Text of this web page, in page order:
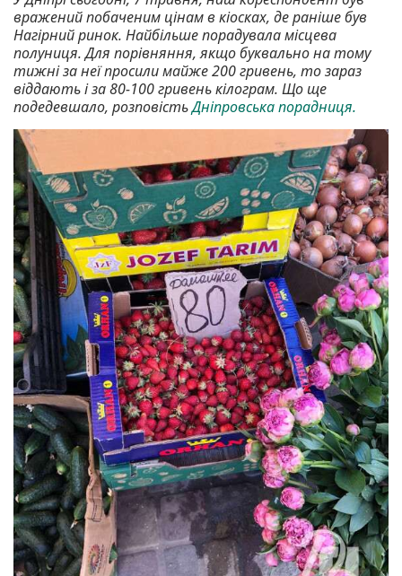
вражений побаченим цінам в кіосках, де раніше був
Нагірний ринок. Найбільше порадувала місцева
полуниця. Для порівняння, якщо буквально на тому
тижні за неї просили майже 200 гривень, то зараз
віддають і за 80-100 гривень кілограм. Що ще
подедевшало, розповістьДніпровська порадниця.